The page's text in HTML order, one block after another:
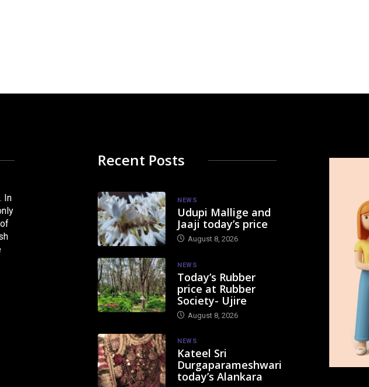
In
Recent Posts
NEWS
Udupi Mallige and
Jaaji today’s price
August 8, 2026
NEWS
Today’s Rubber
price at Rubber
Society- Ujire
August 8, 2026
NEWS
Kateel Sri
Durgaparameshwari
today’s Alankara